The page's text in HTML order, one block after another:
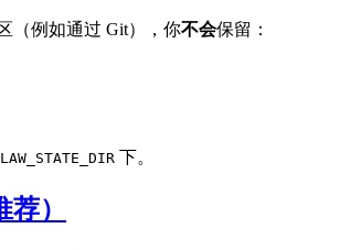
（例如通过 Git），你不会保留：
下。
）